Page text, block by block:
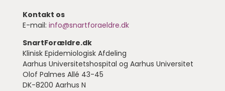
Kontakt os
E-mail: info@snartforaeldre.dk
SnartForældre.dk
Klinisk Epidemiologisk Afdeling
Aarhus Universitetshospital og Aarhus Universitet
Olof Palmes Allé 43-45
DK-8200 Aarhus N